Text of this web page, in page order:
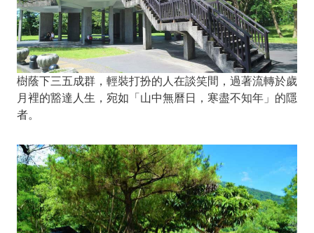
樹蔭下三五成群，輕裝打扮的人在談笑間，過著流轉於歲
月裡的豁達人生，宛如「山中無曆日，寒盡不知年」的隱
者。